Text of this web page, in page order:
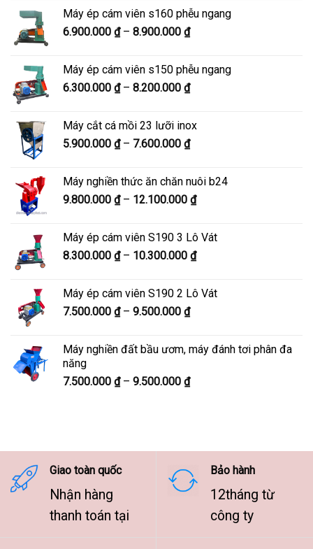
8.500.000 ₫
Máy ép cám viên s160 phễu ngang
6.900.000 ₫ – 8.900.000 ₫Khoảng
từ
6.900.000 ₫
đến
Máy ép cám viên s150 phễu ngang
6.300.000 ₫ – 8.200.000 ₫Khoảng
6.300.000 ₫
đến
Máy cắt cá mồi 23 lưỡi inox
5.900.000 ₫ – 7.600.000 ₫Khoảng
5.900.000 ₫
đến
Máy nghiền thức ăn chăn nuôi b24
9.800.000 ₫ – 12.100.000 ₫Khoảng
9.800.000 ₫
đến
Máy ép cám viên S190 3 Lô Vát
8.300.000 ₫ – 10.300.000 ₫Khoảng
8.300.000 ₫
Máy ép cám viên S190 2 Lô Vát
7.500.000 ₫ – 9.500.000 ₫Khoảng
7.500.000 ₫
9.500.000 ₫
Máy nghiền đất bầu ươm, máy đánh tơi phân đa
năng
7.500.000 ₫ – 9.500.000 ₫Khoảng
9.500.000 ₫
Giao toàn quốc
Nhận hàng
thanh toán tại
Bảo hành
12tháng từ
công ty